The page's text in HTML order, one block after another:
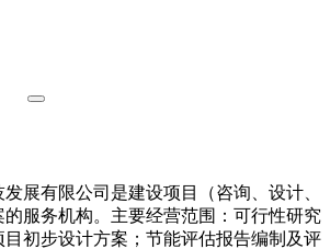
展有限公司是建设项目（咨询、设计、
服务机构。主要经营范围：可行性研究
初步设计方案；节能评估报告编制及评